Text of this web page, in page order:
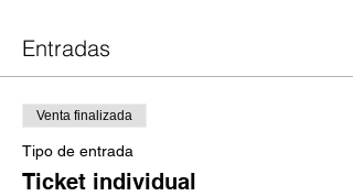
Entradas
Venta finalizada
Tipo de entrada
Ticket individual